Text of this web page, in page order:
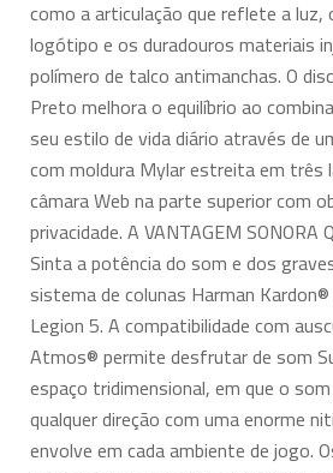
como a articulação que reflete a luz,
logótipo e os duradouros materiais
polímero de talco antimanchas. O
Preto melhora o equilíbrio ao
seu estilo de vida diário através de
com moldura Mylar estreita em três
câmara Web na parte superior com
privacidade. A VANTAGEM SONORA
Sinta a potência do som e dos
sistema de colunas Harman
Legion 5. A compatibilidade com
Atmos® permite desfrutar de som
espaço tridimensional, em que o
qualquer direção com uma enorme
envolve em cada ambiente de jogo.